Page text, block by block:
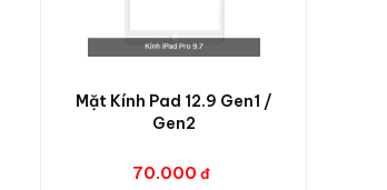
Mặt Kính Pad 12.9 Gen1 /
Gen2
70.000